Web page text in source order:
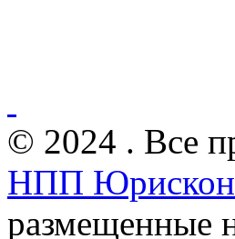
© 2024 . Все
НПП
размещенные